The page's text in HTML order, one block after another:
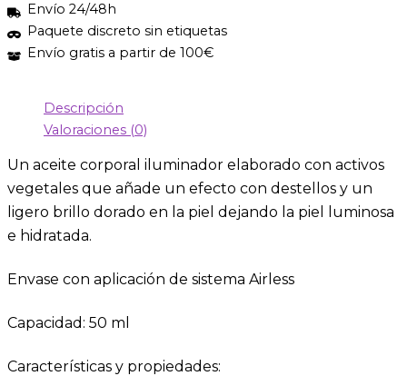
Envío 24/48h
Paquete discreto sin etiquetas
Envío gratis a partir de 100€
Descripción
Valoraciones (0)
Un aceite corporal iluminador elaborado con activos
vegetales que añade un efecto con destellos y un
ligero brillo dorado en la piel dejando la piel luminosa
e hidratada.
Envase con aplicación de sistema Airless
Capacidad: 50 ml
Características y propiedades: